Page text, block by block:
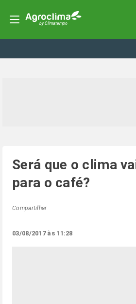
Será que o clima
para o café?
Compartilhar
03/08/2017 às 11:28